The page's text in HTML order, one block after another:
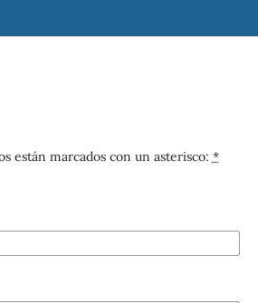
están marcados con un asterisco: *